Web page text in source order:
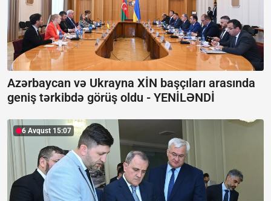
Azərbaycan və Ukrayna XİN başçıları arasında
geniş tərkibdə görüş oldu - YENİLƏNDİ
6 Avqust 15:07